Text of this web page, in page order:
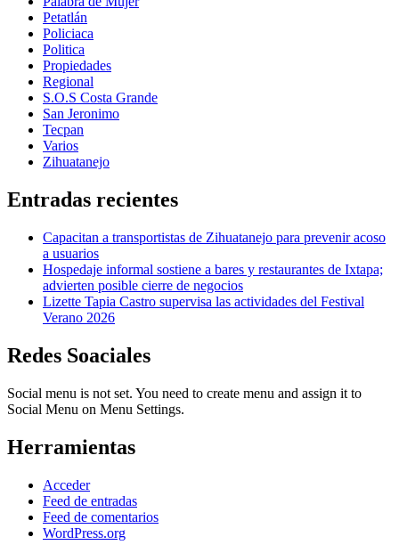
Petatlán
Policiaca
Politica
Propiedades
Regional
S.O.S Costa Grande
San Jeronimo
Tecpan
Varios
Zihuatanejo
Entradas recientes
Capacitan a transportistas de Zihuatanejo para prevenir acoso
a usuarios
Hospedaje informal sostiene a bares y restaurantes de Ixtapa;
advierten posible cierre de negocios
Lizette Tapia Castro supervisa las actividades del Festival
Verano 2026
Redes Soaciales
Social menu is not set. You need to create menu and assign it to
Social Menu on Menu Settings.
Herramientas
Acceder
Feed de entradas
Feed de comentarios
WordPress.org